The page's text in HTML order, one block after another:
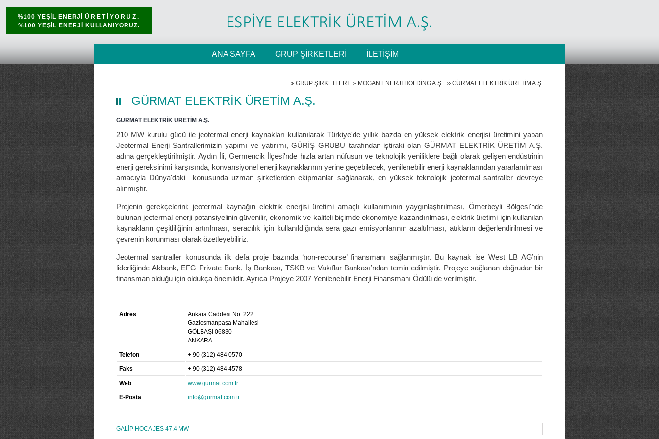
%100 YEŞİL ENERJİÜRETİYORUZ.
%100 YEŞİL ENERJİ KULLANIYORUZ.
ANA SAYFA GRUP ŞİRKETLERİ İLETİŞİM
GRUP ŞİRKETLERİ MOGAN ENERJİ HOLDİNG A.Ş. GÜRMAT ELEKTRİK ÜRETİM A.Ş.
GÜRMAT ELEKTRİK ÜRETİM A.Ş.
GÜRMAT ELEKTRİK ÜRETİM A.Ş.
210 MW kurulu gücü ile jeotermal enerji kaynakları kullanılarak Türkiye'de yıllık bazda en yüksek elektrik enerjisi üretimini yapan
Jeotermal Enerji Santrallerimizin yapımı ve yatırımı, GÜRİŞ GRUBU tarafından iştiraki olan GÜRMAT ELEKTRİK ÜRETİM A.Ş.
adına gerçekleştirilmiştir. Aydın İli, Germencik İlçesi'nde hızla artan nüfusun ve teknolojik yeniliklere bağlı olarak gelişen endüstrinin
enerji gereksinimi karşısında, konvansiyonel enerji kaynaklarının yerine geçebilecek, yenilenebilir enerji kaynaklarından yararlanılması
amacıyla Dünya'daki konusunda uzman şirketlerden ekipmanlar sağlanarak, en yüksek teknolojik jeotermal santraller devreye
alınmıştır.
Projenin gerekçelerini; jeotermal kaynağın elektrik enerjisi üretimi amaçlı kullanımının yaygınlaştırılması, Ömerbeyli Bölgesi'nde
bulunan jeotermal enerji potansiyelinin güvenilir, ekonomik ve kaliteli biçimde ekonomiye kazandırılması, elektrik üretimi için kullanılan
kaynakların çeşitliliğinin artırılması, seracılık için kullanıldığında sera gazı emisyonlarının azaltılması, atıkların değerlendirilmesi ve
çevrenin korunması olarak özetleyebiliriz.
Jeotermal santraller konusunda ilk defa proje bazında ‘non-recourse’ finansmanı sağlanmıştır. Bu kaynak ise West LB AG’nin
liderliğinde Akbank, EFG Private Bank, İş Bankası, TSKB ve Vakıflar Bankası’ndan temin edilmiştir. Projeye sağlanan doğrudan bir
finansman olduğu için oldukça önemlidir. Ayrıca Projeye 2007 Yenilenebilir Enerji Finansmanı Ödülü de verilmiştir.
Adres
Ankara Caddesi No: 222
Gaziosmanpaşa Mahallesi
GÖLBAŞI 06830
ANKARA
Telefon + 90 (312) 484 0570
Faks + 90 (312) 484 4578
Web www.gurmat.com.tr
E-Posta info@gurmat.com.tr
GALİP HOCA JES 47.4 MW